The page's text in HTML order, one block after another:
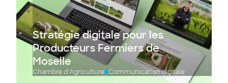
Stratégie digitale pour les
Producteurs Fermiers de
Moselle
Chambre d'Agriculture Communication digitale